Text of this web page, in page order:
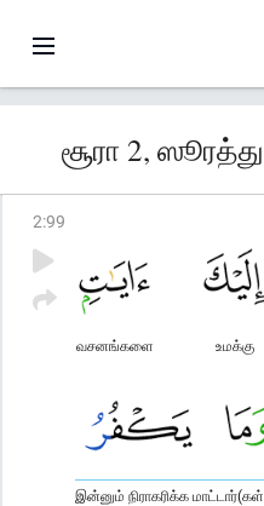
சூரா 2,
2:99
உமக்கு
வசனங்களை
இன்னும் நிராகரிக்க